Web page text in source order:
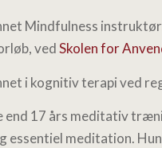
Mindfulness
vedSkolen for
i kognitiv terapi ved
end 17 års meditativ
essentiel meditation.